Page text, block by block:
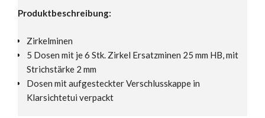
Produktbeschreibung:
Zirkelminen
5 Dosen mit je 6 Stk. Zirkel Ersatzminen 25 mm HB, mit
Strichstärke 2 mm
Dosen mit aufgesteckter Verschlusskappe in
Klarsichtetui verpackt